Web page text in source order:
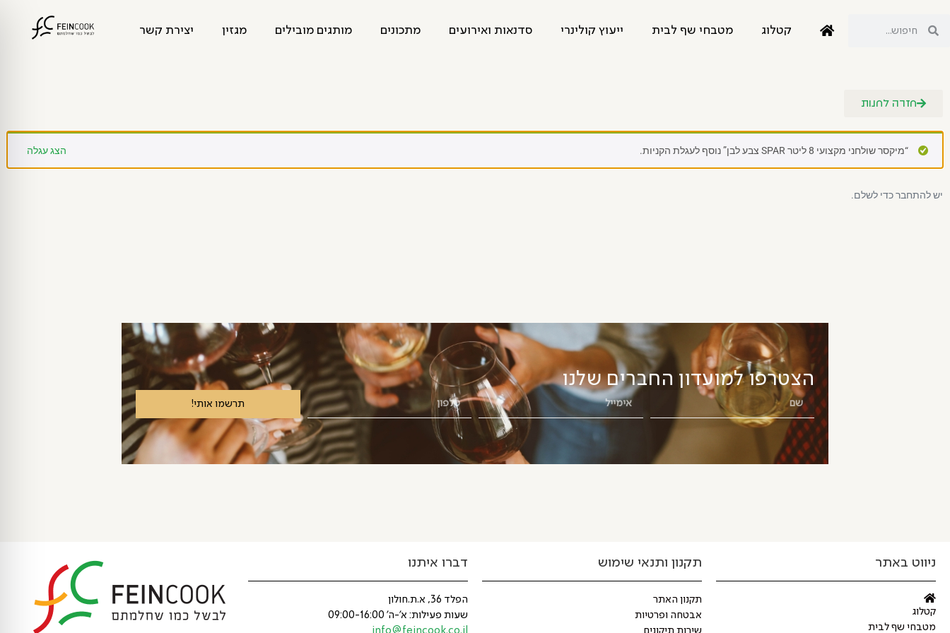
קטלוג מטבחי שף לבית ייעוץ קולינרי סדנאות ואירועים מתכונים מותגים מובילים מגזין יצירת קשר
חזרה לחנות
“מיקסר שולחני מקצועי 8 ליטר SPAR צבע לבן” נוסף לעגלת הקניות. הצג עגלה
יש להתחבר כדי לשלם.
הצטרפו למועדון החברים שלנו
תרשמו אותי!
ניווט באתר
קטלוג
מטבחי שף לבית
תקנון ותנאי שימוש
תקנון האתר
אבטחה ופרטיות
שירות תיקונים
דברו איתנו
הפלד 36, א.ת.חולון
שעות פעילות: א'-ה' 09:00-16:00
info@feincook.co.il